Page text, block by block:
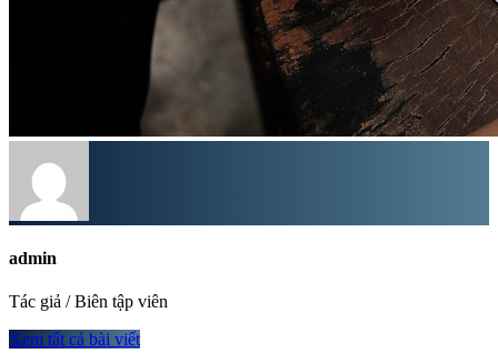
admin
Tác giả / Biên tập viên
Xem tất cả bài viết